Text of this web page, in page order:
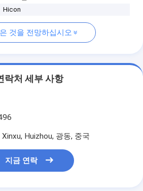
Hicon
것을 전망하십시오
락처 세부 사항
Huizhou, 광동, 중국
지금 연락